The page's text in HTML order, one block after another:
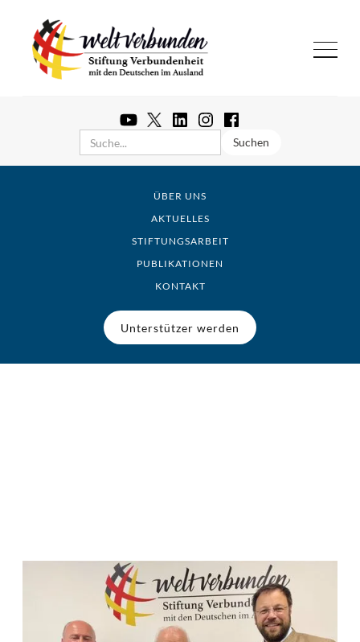
ÜBER UNS
AKTUELLES
STIFTUNGSARBEIT
PUBLIKATIONEN
KONTAKT
Unterstützer werden